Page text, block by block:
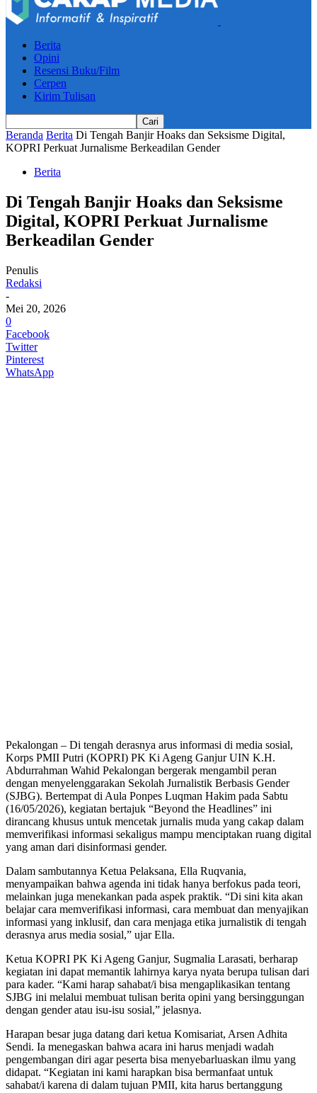
Berita
Opini
Resensi Buku/Film
Cerpen
Kirim Tulisan
Beranda Berita Di Tengah Banjir Hoaks dan Seksisme Digital,
KOPRI Perkuat Jurnalisme Berkeadilan Gender
Berita
Di Tengah Banjir Hoaks dan Seksisme
Digital, KOPRI Perkuat Jurnalisme
Berkeadilan Gender
Penulis
Redaksi
-
Mei 20, 2026
0
Facebook
Twitter
Pinterest
WhatsApp
Pekalongan – Di tengah derasnya arus informasi di media sosial,
Korps PMII Putri (KOPRI) PK Ki Ageng Ganjur UIN K.H.
Abdurrahman Wahid Pekalongan bergerak mengambil peran
dengan menyelenggarakan Sekolah Jurnalistik Berbasis Gender
(SJBG). Bertempat di Aula Ponpes Luqman Hakim pada Sabtu
(16/05/2026), kegiatan bertajuk “Beyond the Headlines” ini
dirancang khusus untuk mencetak jurnalis muda yang cakap dalam
memverifikasi informasi sekaligus mampu menciptakan ruang digital
yang aman dari disinformasi gender.
Dalam sambutannya Ketua Pelaksana, Ella Ruqvania,
menyampaikan bahwa agenda ini tidak hanya berfokus pada teori,
melainkan juga menekankan pada aspek praktik. “Di sini kita akan
belajar cara memverifikasi informasi, cara membuat dan menyajikan
informasi yang inklusif, dan cara menjaga etika jurnalistik di tengah
derasnya arus media sosial,” ujar Ella.
Ketua KOPRI PK Ki Ageng Ganjur, Sugmalia Larasati, berharap
kegiatan ini dapat memantik lahirnya karya nyata berupa tulisan dari
para kader. “Kami harap sahabat/i bisa mengaplikasikan tentang
SJBG ini melalui membuat tulisan berita opini yang bersinggungan
dengan gender atau isu-isu sosial,” jelasnya.
Harapan besar juga datang dari ketua Komisariat, Arsen Adhita
Sendi. Ia menegaskan bahwa acara ini harus menjadi wadah
pengembangan diri agar peserta bisa menyebarluaskan ilmu yang
didapat. “Kegiatan ini kami harapkan bisa bermanfaat untuk
sahabat/i karena di dalam tujuan PMII, kita harus bertanggung